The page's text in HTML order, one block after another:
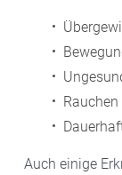
Auch einige